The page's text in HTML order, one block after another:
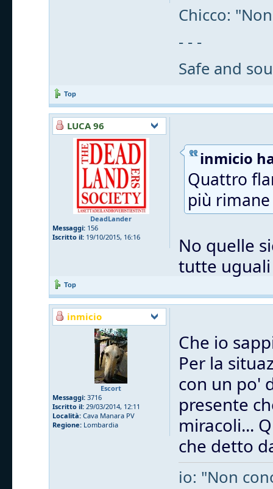
Chicco:
- - -
Safe and
Top
LUCA 96
DeadLander
Messaggi: 156
Iscritto il: 19/10/2015, 16:16
inmicio
Quattro
più
No quelle
tutte uguali
Top
inmicio
Escort
Messaggi: 3716
Iscritto il: 29/03/2014, 12:11
Località: Cava Manara PV
Regione: Lombardia
Che io
Per la
con un po'
presente
miracoli...
che detto
io: "Non